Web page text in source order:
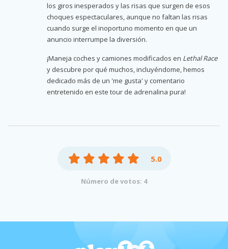
los giros inesperados y las risas que surgen de esos
choques espectaculares, aunque no faltan las risas
cuando surge el inoportuno momento en que un
anuncio interrumpe la diversión.
¡Maneja coches y camiones modificados en Lethal Race
y descubre por qué muchos, incluyéndome, hemos
dedicado más de un 'me gusta' y comentario
entretenido en este tour de adrenalina pura!
5.0
Número de votos: 4